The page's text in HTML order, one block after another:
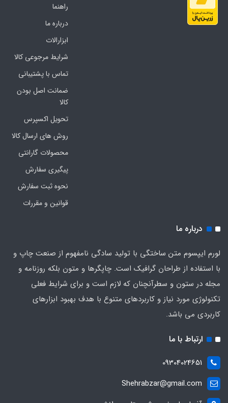
راهنما
درباره ما
ابزارالات
شرایط مرجوعی کالا
تماس با پشتیبانی
ضمانت اصل بودن
کالا
تحویل اکسپرس
روش های ارسال کالا
محصولات گارانتی
پیگیری سفارش
نحوه ثبت سفارش
قوانین و مقررات
درباره ما
لورم ایپسوم متن ساختگی با تولید سادگی نامفهوم از صنعت چاپ و
با استفاده از طراحان گرافیک است. چاپگرها و متون بلکه روزنامه و
مجله در ستون و سطرآنچنان که لازم است و برای شرایط فعلی
تکنولوژی مورد نیاز و کاربردهای متنوع با هدف بهبود ابزارهای
کاربردی می باشد.
ارتباط با ما
09304024651
Shehrabzar@gmail.com